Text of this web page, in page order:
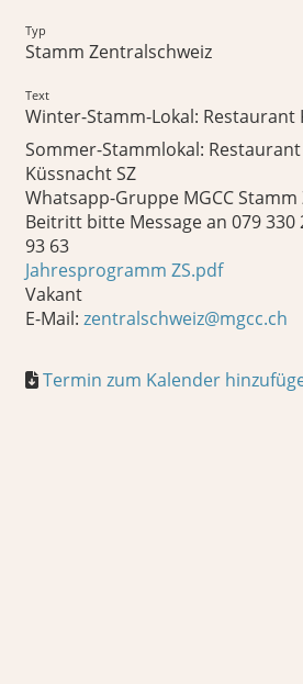
Typ
Stamm Zentralschweiz
Text
Winter-Stamm-Lokal: Restaurant
Sommer-Stammlokal:
Küssnacht SZ
Whatsapp-Gruppe MGCC
Beitritt bitte Message an 079 330
93 63
Jahresprogramm ZS.pdf
Vakant
E-Mail: zentralschweiz@mgcc.ch
Termin zum Kalender